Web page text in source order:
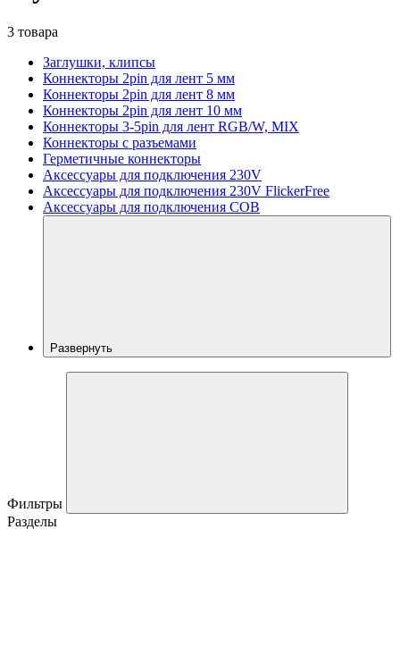
3 товара
Заглушки, клипсы
Коннекторы 2pin для лент 5 мм
Коннекторы 2pin для лент 8 мм
Коннекторы 2pin для лент 10 мм
Коннекторы 3-5pin для лент RGB/W, MIX
Коннекторы с разъемами
Герметичные коннекторы
Аксессуары для подключения 230V
Аксессуары для подключения 230V FlickerFree
Аксессуары для подключения COB
Развернуть
Фильтры
Разделы